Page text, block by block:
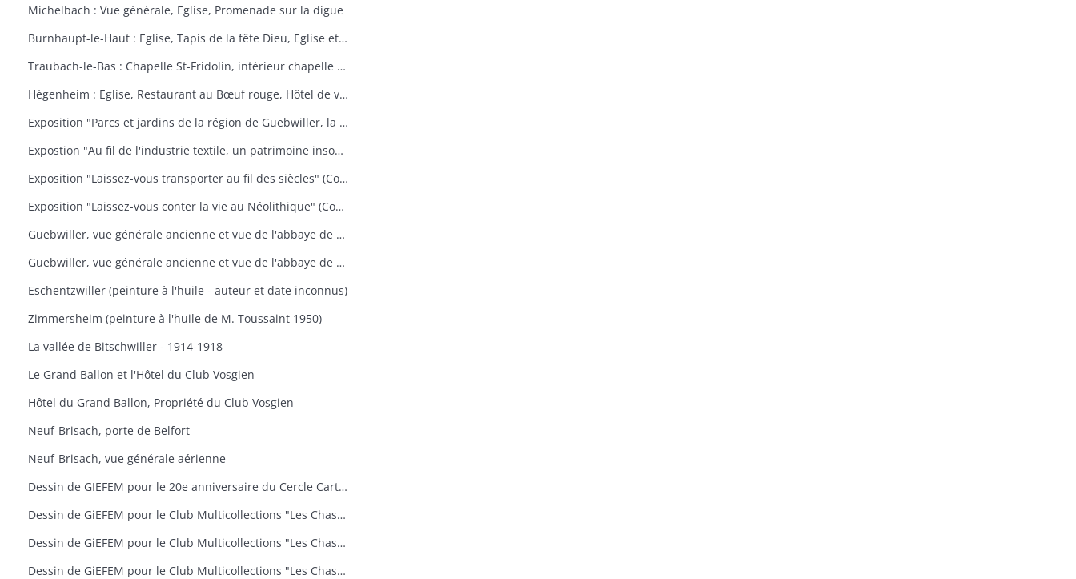
Michelbach : Vue générale, Eglise, Promenade sur la digue
Burnhaupt-le-Haut : Eglise, Tapis de la fête Dieu, Eglise et école, Office de la fête Dieu
Traubach-le-Bas : Chapelle St-Fridolin, intérieur chapelle et tableau, Ecole, rue principale
Hégenheim : Eglise, Restaurant au Bœuf rouge, Hôtel de ville, décors floraux
Exposition "Parcs et jardins de la région de Guebwiller, la culture d'un patrimoine florissant" (Communauté de Communes de la Région de Guebwiller, du 15 octobre 2010 au 31 janvier 2011)
Expostion "Au fil de l'industrie textile, un patrimoine insoupçonné" (Communauté de Communes de la Région de Guebwiller, du 11 septembre au 30 octobre 2009)
Exposition "Laissez-vous transporter au fil des siècles" (Communauté de Communes de la Région de Guebwiller, du 26 octobre 2012 au 19 janvier 2013)
Exposition "Laissez-vous conter la vie au Néolithique" (Communauté de Communes de la Région de Guebwiller, du 14 octobre 2011 au 26 janvier 2012)
Guebwiller, vue générale ancienne et vue de l'abbaye de Murbach.
Guebwiller, vue générale ancienne et vue de l'abbaye de Murbach.
Eschentzwiller (peinture à l'huile - auteur et date inconnus)
Zimmersheim (peinture à l'huile de M. Toussaint 1950)
La vallée de Bitschwiller - 1914-1918
Le Grand Ballon et l'Hôtel du Club Vosgien
Hôtel du Grand Ballon, Propriété du Club Vosgien
Neuf-Brisach, porte de Belfort
Neuf-Brisach, vue générale aérienne
Dessin de GIEFEM pour le 20e anniversaire du Cercle Cartophile de Thann et de la Vallée de la Thur. 25-26 novembre 2006. carte n° 17
Dessin de GiEFEM pour le Club Multicollections "Les Chasseurs d'Images", Mulhouse. Carte n° 19 : "50 ans de carnaval à Mulhouse
Dessin de GiEFEM pour le Club Multicollections "Les Chasseurs d'Images", Mulhouse. Carte n° 20 : "L'univers de Tintin
Dessin de GiEFEM pour le Club Multicollections "Les Chasseurs d'Images", Mulhouse. Carte n° 17 : "Nounours a Cent ans